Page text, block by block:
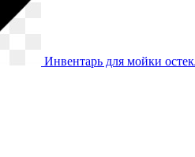
Инвентарь для мойки